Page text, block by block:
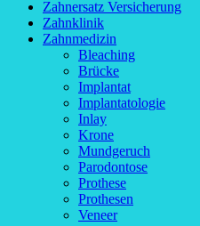
Zahnersatz Versicherung
Zahnklinik
Zahnmedizin
Bleaching
Brücke
Implantat
Implantatologie
Inlay
Krone
Mundgeruch
Parodontose
Prothese
Prothesen
Veneer